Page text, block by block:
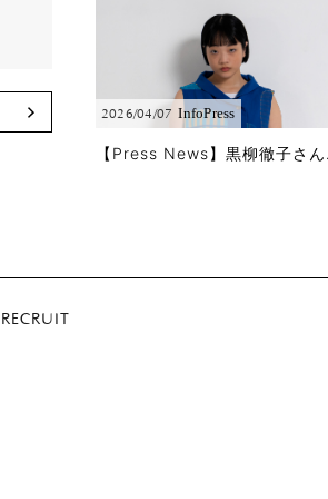
2026/04/07 InfoPress
【Press
RECRUIT